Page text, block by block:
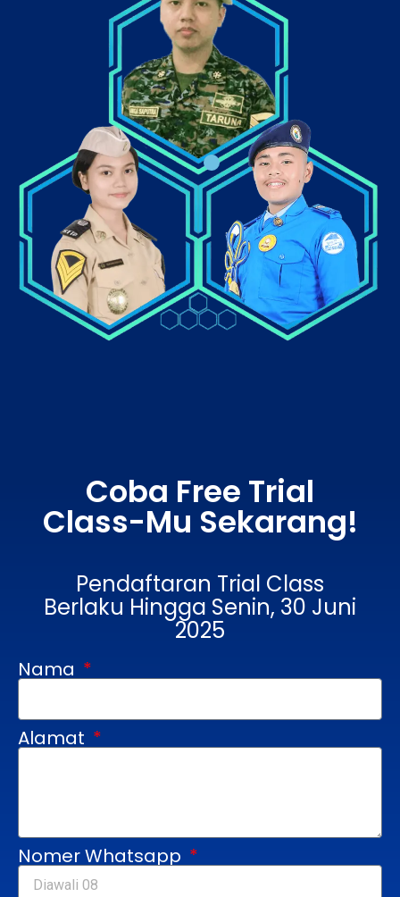
Coba Free Trial
Class-Mu Sekarang!
Pendaftaran Trial Class
Berlaku Hingga Senin, 30 Juni
2025
Nama
Alamat
Nomer Whatsapp